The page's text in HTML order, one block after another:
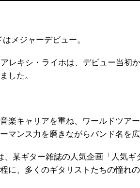
メジャーデビュー。
レキシ・ライホは、デビュー当初
した。
楽キャリアを重ね、ワールドツア
マンス力を磨きながらバンド名を広
某ギター雑誌の人気企画「人気ギ
に、多くのギタリストたちの憧れの